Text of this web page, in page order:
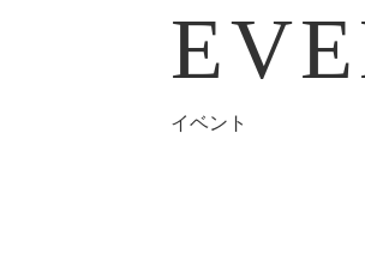
イベント